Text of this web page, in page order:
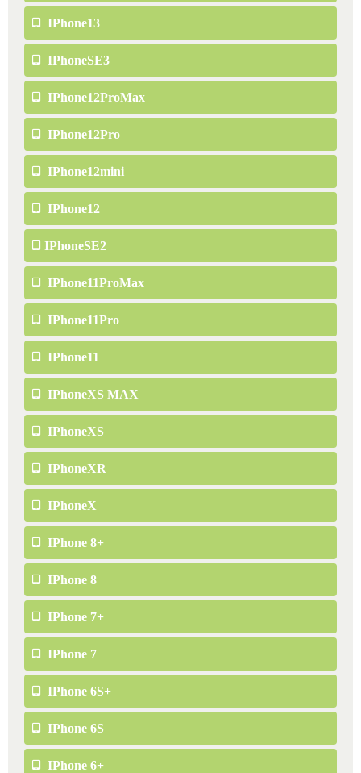
IPhone13
IPhoneSE3
IPhone12ProMax
IPhone12Pro
IPhone12mini
IPhone12
IPhoneSE2
IPhone11ProMax
IPhone11Pro
IPhone11
IPhoneXS MAX
IPhoneXS
IPhoneXR
IPhoneX
IPhone 8+
IPhone 8
IPhone 7+
IPhone 7
IPhone 6S+
IPhone 6S
IPhone 6+